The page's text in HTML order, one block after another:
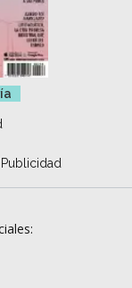
Publicidad